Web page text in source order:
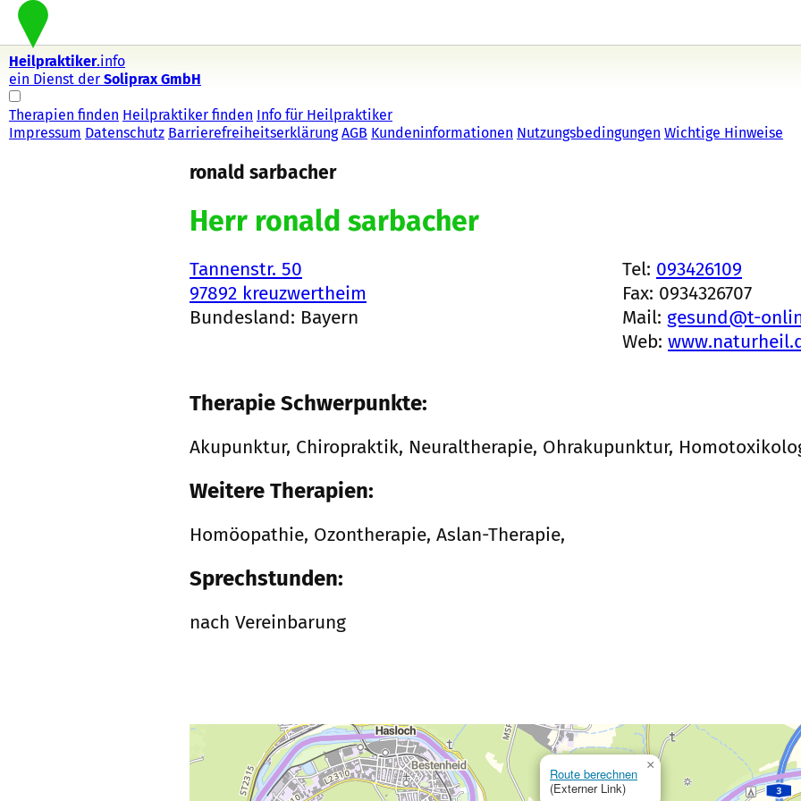
Heilpraktiker.info
ein Dienst der Soliprax GmbH
Therapien finden Heilpraktiker finden Info für Heilpraktiker
Impressum Datenschutz Barrierefreiheitserklärung AGB Kundeninformationen Nutzungsbedingungen Wichtige Hinweise
ronald sarbacher
Herr ronald sarbacher
Tannenstr. 50
97892 kreuzwertheim
Bundesland: Bayern
Tel: 093426109
Fax: 0934326707
Mail: gesund@t-
Web:
Therapie Schwerpunkte:
Akupunktur, Chiropraktik, Neuraltherapie, Ohrakupunktur,
Weitere Therapien:
Homöopathie, Ozontherapie, Aslan-Therapie,
Sprechstunden:
nach Vereinbarung
Route berechnen
(Externer Link)
×